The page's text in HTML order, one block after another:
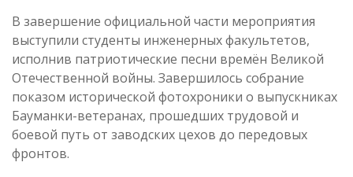
В завершение официальной части мероприятия
выступили студенты инженерных факультетов,
исполнив патриотические песни времён Великой
Отечественной войны. Завершилось собрание
показом исторической фотохроники о выпускниках
Бауманки-ветеранах, прошедших трудовой и
боевой путь от заводских цехов до передовых
фронтов.